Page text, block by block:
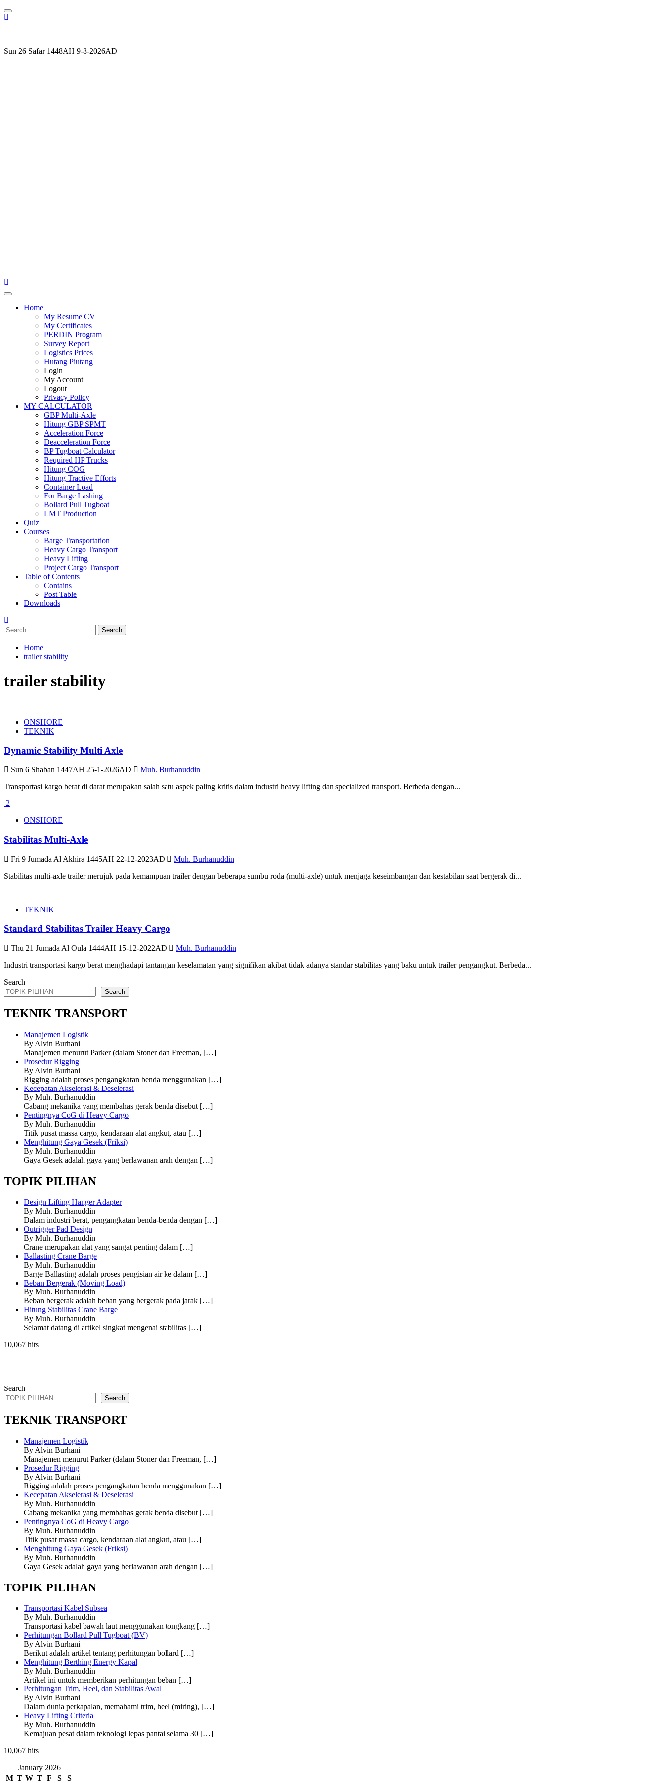
Skip
to
Sun 26 Safar 1448AH 9-8-2026AD
Primary
Home
My Resume CV
My Certificates
PERDIN Program
Survey Report
Logistics Prices
Hutang Piutang
Login
My Account
Logout
Privacy Policy
MY CALCULATOR
GBP Multi-Axle
Hitung GBP SPMT
Acceleration Force
Deacceleration Force
BP Tugboat Calculator
Required HP Trucks
Hitung COG
Hitung Tractive Efforts
Container Load
For Barge Lashing
Bollard Pull Tugboat
LMT Production
Quiz
Courses
Barge Transportation
Heavy Cargo Transport
Heavy Lifting
Project Cargo Transport
Table of Contents
Contains
Post Table
Downloads
Search
for:
Home
trailer stability
trailer stability
ONSHORE
TEKNIK
Dynamic Stability Multi Axle
Sun 6 Shaban 1447AH 25-1-2026AD
Muh. Burhanuddin
Transportasi kargo berat di darat merupakan salah satu aspek paling kritis dalam industri heavy lifting dan specialized transport. Berbeda dengan...
2
ONSHORE
Stabilitas Multi-Axle
Fri 9 Jumada Al Akhira 1445AH 22-12-2023AD
Muh. Burhanuddin
Stabilitas multi-axle trailer merujuk pada kemampuan trailer dengan beberapa sumbu roda (multi-axle) untuk menjaga keseimbangan dan kestabilan saat bergerak di...
TEKNIK
Standard Stabilitas Trailer Heavy Cargo
Thu 21 Jumada Al Oula 1444AH 15-12-2022AD
Muh. Burhanuddin
Industri transportasi kargo berat menghadapi tantangan keselamatan yang signifikan akibat tidak adanya standar stabilitas yang baku untuk trailer pengangkut. Berbeda...
Search
Search
TEKNIK TRANSPORT
Manajemen Logistik
By Alvin Burhani
Manajemen menurut Parker (dalam Stoner dan Freeman, […]
Prosedur Rigging
By Alvin Burhani
Rigging adalah proses pengangkatan benda menggunakan […]
Kecepatan Akselerasi & Deselerasi
By Muh. Burhanuddin
Cabang mekanika yang membahas gerak benda disebut […]
Pentingnya CoG di Heavy Cargo
By Muh. Burhanuddin
Titik pusat massa cargo, kendaraan alat angkut, atau […]
Menghitung Gaya Gesek (Friksi)
By Muh. Burhanuddin
Gaya Gesek adalah gaya yang berlawanan arah dengan […]
TOPIK PILIHAN
Design Lifting Hanger Adapter
By Muh. Burhanuddin
Dalam industri berat, pengangkatan benda-benda dengan […]
Outrigger Pad Design
By Muh. Burhanuddin
Crane merupakan alat yang sangat penting dalam […]
Ballasting Crane Barge
By Muh. Burhanuddin
Barge Ballasting adalah proses pengisian air ke dalam […]
Beban Bergerak (Moving Load)
By Muh. Burhanuddin
Beban bergerak adalah beban yang bergerak pada jarak […]
Hitung Stabilitas Crane Barge
By Muh. Burhanuddin
Selamat datang di artikel singkat mengenai stabilitas […]
10,067 hits
Search
Search
TEKNIK TRANSPORT
Manajemen Logistik
By Alvin Burhani
Manajemen menurut Parker (dalam Stoner dan Freeman, […]
Prosedur Rigging
By Alvin Burhani
Rigging adalah proses pengangkatan benda menggunakan […]
Kecepatan Akselerasi & Deselerasi
By Muh. Burhanuddin
Cabang mekanika yang membahas gerak benda disebut […]
Pentingnya CoG di Heavy Cargo
By Muh. Burhanuddin
Titik pusat massa cargo, kendaraan alat angkut, atau […]
Menghitung Gaya Gesek (Friksi)
By Muh. Burhanuddin
Gaya Gesek adalah gaya yang berlawanan arah dengan […]
TOPIK PILIHAN
Transportasi Kabel Subsea
By Muh. Burhanuddin
Transportasi kabel bawah laut menggunakan tongkang […]
Perhitungan Bollard Pull Tugboat (BV)
By Alvin Burhani
Berikut adalah artikel tentang perhitungan bollard […]
Menghitung Berthing Energy Kapal
By Muh. Burhanuddin
Artikel ini untuk memberikan perhitungan beban […]
Perhitungan Trim, Heel, dan Stabilitas Awal
By Alvin Burhani
Dalam dunia perkapalan, memahami trim, heel (miring), […]
Heavy Lifting Criteria
By Muh. Burhanuddin
Kemajuan pesat dalam teknologi lepas pantai selama 30 […]
10,067 hits
January 2026
M T W T F S S